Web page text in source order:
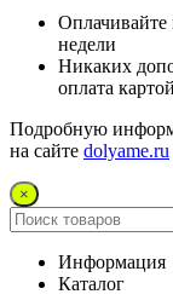
недели
Никаких
оплата картой
Подробную
на сайте dolyame.ru
×
Информация
Каталог